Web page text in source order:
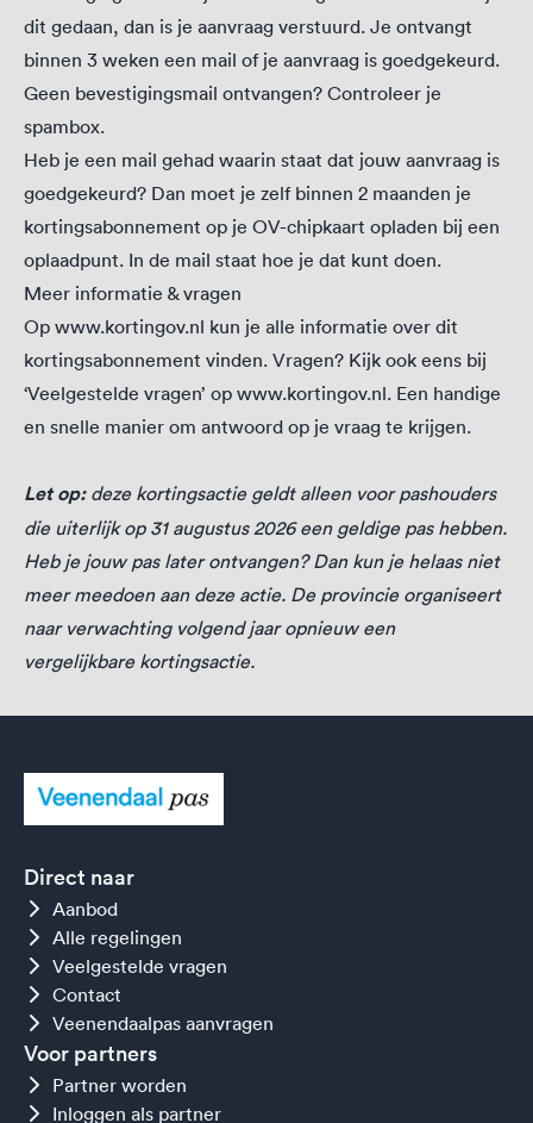
dit gedaan, dan is je aanvraag verstuurd. Je ontvangt
binnen 3 weken een mail of je aanvraag is goedgekeurd.
Geen bevestigingsmail ontvangen? Controleer je
spambox.
Heb je een mail gehad waarin staat dat jouw aanvraag is
goedgekeurd? Dan moet je zelf binnen 2 maanden je
kortingsabonnement op je OV-chipkaart opladen bij een
oplaadpunt. In de mail staat hoe je dat kunt doen.
Meer informatie & vragen
Op www.kortingov.nl kun je alle informatie over dit
kortingsabonnement vinden. Vragen? Kijk ook eens bij
‘Veelgestelde vragen’ op www.kortingov.nl. Een handige
en snelle manier om antwoord op je vraag te krijgen.
Let op:deze kortingsactie geldt alleen voor pashouders
die uiterlijk op 31 augustus 2026 een geldige pas hebben.
Heb je jouw pas later ontvangen? Dan kun je helaas niet
meer meedoen aan deze actie. De provincie organiseert
naar verwachting volgend jaar opnieuw een
vergelijkbare kortingsactie.
Direct naar
Aanbod
Alle regelingen
Veelgestelde vragen
Contact
Veenendaalpas aanvragen
Voor partners
Partner worden
Inloggen als partner